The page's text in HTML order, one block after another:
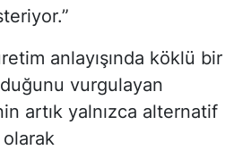
anlayışında köklü bir
vurgulayan
artık yalnızca alternatif